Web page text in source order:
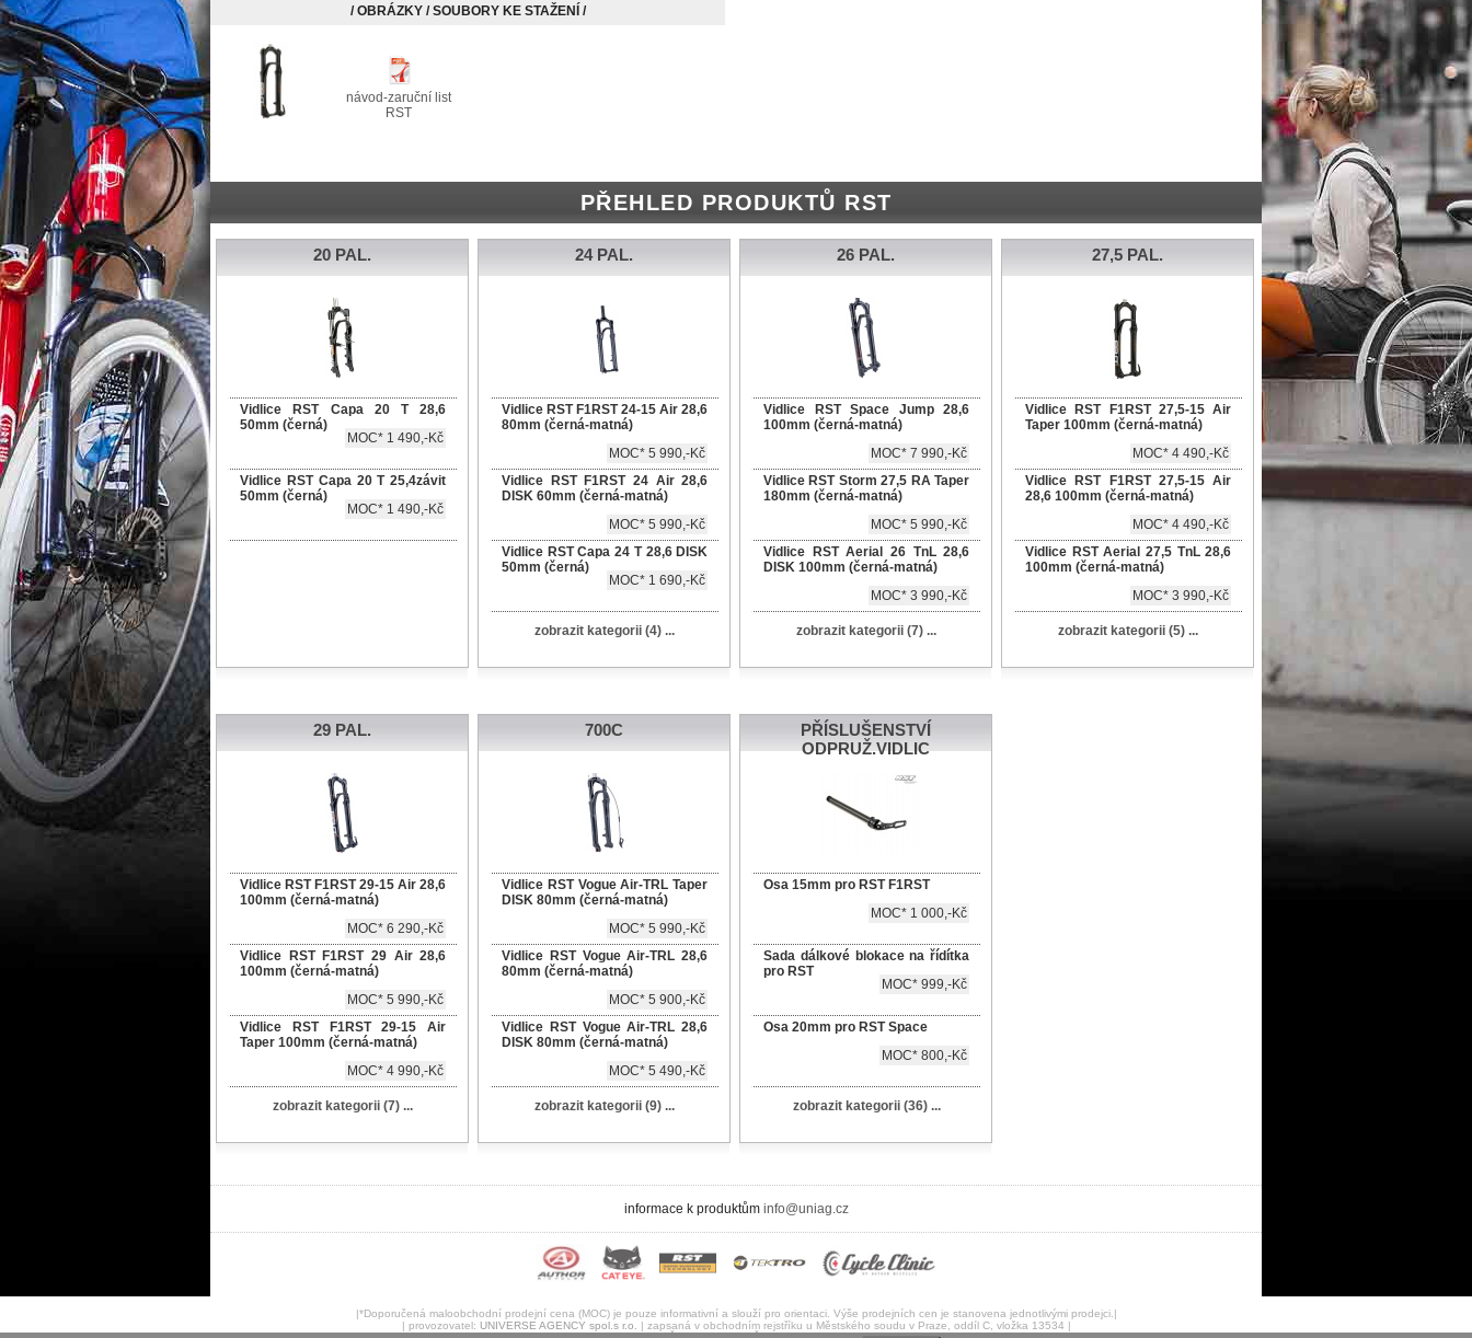
/ OBRÁZKY / SOUBORY KE STAŽENÍ /
návod-zaruční list
RST
PŘEHLED PRODUKTŮ RST
20 PAL.
Vidlice RST Capa 20 T 28,6
50mm (černá)
MOC* 1 490,-Kč
Vidlice RST Capa 20 T 25,4závit
50mm (černá)
MOC* 1 490,-Kč
24 PAL.
Vidlice RST F1RST 24-15 Air 28,6
80mm (černá-matná)
MOC* 5 990,-Kč
Vidlice RST F1RST 24 Air 28,6
DISK 60mm (černá-matná)
MOC* 5 990,-Kč
Vidlice RST Capa 24 T 28,6 DISK
50mm (černá)
MOC* 1 690,-Kč
zobrazit kategorii (4) ...
26 PAL.
Vidlice RST Space Jump 28,6
100mm (černá-matná)
MOC* 7 990,-Kč
Vidlice RST Storm 27,5 RA Taper
180mm (černá-matná)
MOC* 5 990,-Kč
Vidlice RST Aerial 26 TnL 28,6
DISK 100mm (černá-matná)
MOC* 3 990,-Kč
zobrazit kategorii (7) ...
27,5 PAL.
Vidlice RST F1RST 27,5-15 Air
Taper 100mm (černá-matná)
MOC* 4 490,-Kč
Vidlice RST F1RST 27,5-15 Air
28,6 100mm (černá-matná)
MOC* 4 490,-Kč
Vidlice RST Aerial 27,5 TnL 28,6
100mm (černá-matná)
MOC* 3 990,-Kč
zobrazit kategorii (5) ...
29 PAL.
Vidlice RST F1RST 29-15 Air 28,6
100mm (černá-matná)
MOC* 6 290,-Kč
Vidlice RST F1RST 29 Air 28,6
100mm (černá-matná)
MOC* 5 990,-Kč
Vidlice RST F1RST 29-15 Air
Taper 100mm (černá-matná)
MOC* 4 990,-Kč
zobrazit kategorii (7) ...
700C
Vidlice RST Vogue Air-TRL Taper
DISK 80mm (černá-matná)
MOC* 5 990,-Kč
Vidlice RST Vogue Air-TRL 28,6
80mm (černá-matná)
MOC* 5 900,-Kč
Vidlice RST Vogue Air-TRL 28,6
DISK 80mm (černá-matná)
MOC* 5 490,-Kč
zobrazit kategorii (9) ...
PŘÍSLUŠENSTVÍ
ODPRUŽ.VIDLIC
Osa 15mm pro RST F1RST
MOC* 1 000,-Kč
Sada dálkové blokace na řídítka
pro RST
MOC* 999,-Kč
Osa 20mm pro RST Space
MOC* 800,-Kč
zobrazit kategorii (36) ...
informace k produktům info@uniag.cz
|*Doporučená maloobchodní prodejní cena (MOC) je pouze informativní a slouží pro orientaci. Výše prodejních cen je stanovena jednotlivými prodejci.|
| provozovatel: UNIVERSE AGENCY spol.s r.o.
| zapsaná v obchodním rejstříku u Městského soudu v Praze, oddíl C, vložka 13534 |